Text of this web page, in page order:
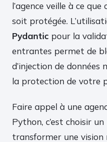
l’agence veille à ce
soit protégée.
Pydantic pour la
entrantes permet de
d’injection de données
la protection de votre
Faire appel à une
Python, c’est choisir
transformer une